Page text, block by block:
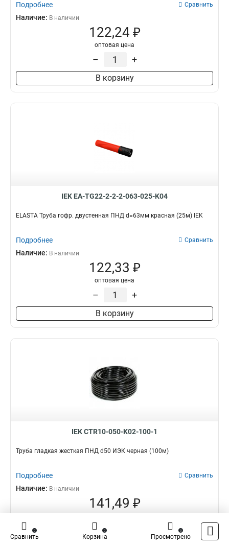
Подробнее Сравнить
Наличие: В наличии
122,24 ₽
оптовая цена
– +
В корзину
IEK EA-TG22-2-2-2-063-025-K04
ELASTA Труба гофр. двустенная ПНД d=63мм красная (25м) IEK
Подробнее Сравнить
Наличие: В наличии
122,33 ₽
оптовая цена
– +
В корзину
IEK CTR10-050-K02-100-1
Труба гладкая жесткая ПНД d50 ИЭК черная (100м)
Подробнее Сравнить
Наличие: В наличии
141,49 ₽
–
Сравнить
0
Корзина
0
Просмотрено
0